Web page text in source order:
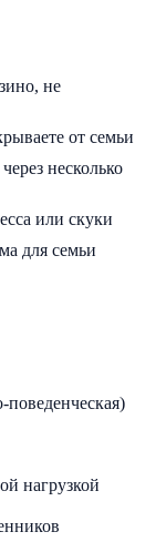
не
от семьи
несколько
или скуки
для семьи
нагрузкой